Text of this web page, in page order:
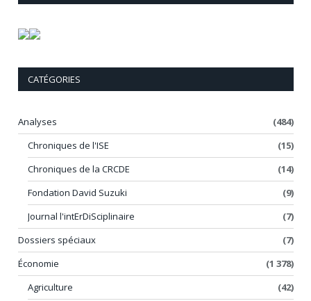
CATÉGORIES
Analyses
(484)
Chroniques de l'ISE
(15)
Chroniques de la CRCDE
(14)
Fondation David Suzuki
(9)
Journal l'intErDiSciplinaire
(7)
Dossiers spéciaux
(7)
Économie
(1 378)
Agriculture
(42)